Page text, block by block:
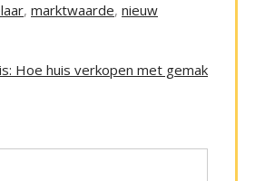
, marktwaarde, nieuw
Hoe huis verkopen met gemak